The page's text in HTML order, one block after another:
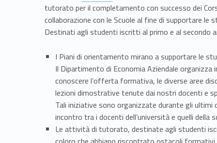
i
a
n
d
tutorato per il completamento con successo dei
collaborazione con le Scuole al fine di supportare
Destinati agli studenti iscritti al primo e al secondo
I Piani di orientamento mirano a supportare le
Il Dipartimento di Economia Aziendale
conoscere l’offerta formativa, le diverse aree
lezioni dimostrative tenute dai nostri docenti e
Tali iniziative sono organizzate durante gli ultimi
incontro tra i docenti dell’università e quelli della
Le attività di tutorato, destinate agli studenti